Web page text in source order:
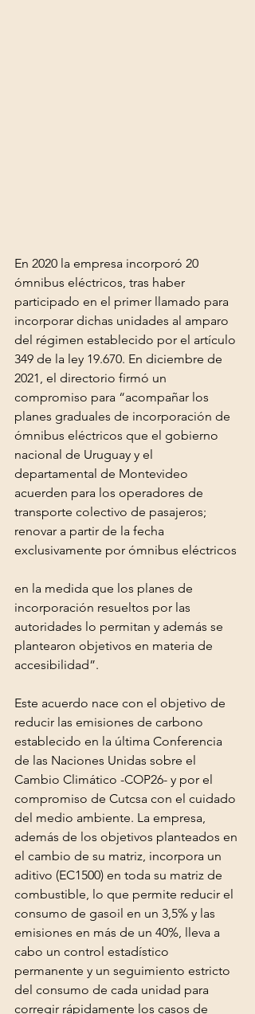
En 2020 la empresa incorporó 20
ómnibus eléctricos, tras haber
participado en el primer llamado para
incorporar dichas unidades al amparo
del régimen establecido por el artículo
349 de la ley 19.670. En diciembre de
2021, el directorio firmó un
compromiso para “acompañar los
planes graduales de incorporación de
ómnibus eléctricos que el gobierno
nacional de Uruguay y el
departamental de Montevideo
acuerden para los operadores de
transporte colectivo de pasajeros;
renovar a partir de la fecha
exclusivamente por ómnibus eléctricos
en la medida que los planes de
incorporación resueltos por las
autoridades lo permitan y además se
plantearon objetivos en materia de
accesibilidad”.
Este acuerdo nace con el objetivo de
reducir las emisiones de carbono
establecido en la última Conferencia
de las Naciones Unidas sobre el
Cambio Climático -COP26- y por el
compromiso de Cutcsa con el cuidado
del medio ambiente. La empresa,
además de los objetivos planteados en
el cambio de su matriz, incorpora un
aditivo (EC1500) en toda su matriz de
combustible, lo que permite reducir el
consumo de gasoil en un 3,5% y las
emisiones en más de un 40%, lleva a
cabo un control estadístico
permanente y un seguimiento estricto
del consumo de cada unidad para
corregir rápidamente los casos de